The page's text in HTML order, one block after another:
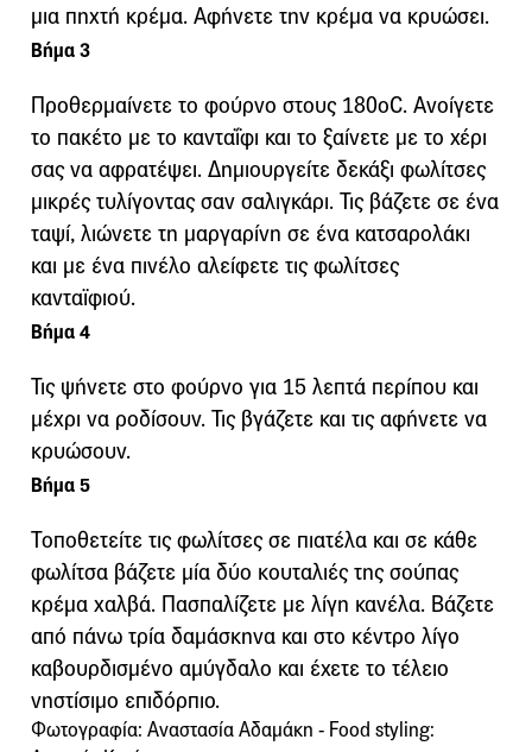
μια πηχτή κρέμα. Αφήνετε την κρέμα να κρυώσει.
Βήμα 3
Προθερμαίνετε το φούρνο στους 180oC. Ανοίγετε
το πακέτο με το κανταΐφι και το ξαίνετε με το χέρι
σας να αφρατέψει. Δημιουργείτε δεκάξι φωλίτσες
μικρές τυλίγοντας σαν σαλιγκάρι. Τις βάζετε σε ένα
ταψί, λιώνετε τη μαργαρίνη σε ένα κατσαρολάκι
και με ένα πινέλο αλείφετε τις φωλίτσες
κανταϊφιού.
Βήμα 4
Τις ψήνετε στο φούρνο για 15 λεπτά περίπου και
μέχρι να ροδίσουν. Τις βγάζετε και τις αφήνετε να
κρυώσουν.
Βήμα 5
Τοποθετείτε τις φωλίτσες σε πιατέλα και σε κάθε
φωλίτσα βάζετε μία δύο κουταλιές της σούπας
κρέμα χαλβά. Πασπαλίζετε με λίγη κανέλα. Βάζετε
από πάνω τρία δαμάσκηνα και στο κέντρο λίγο
καβουρδισμένο αμύγδαλο και έχετε το τέλειο
νηστίσιμο επιδόρπιο.
Φωτογραφία: Αναστασία Αδαμάκη - Food styling: